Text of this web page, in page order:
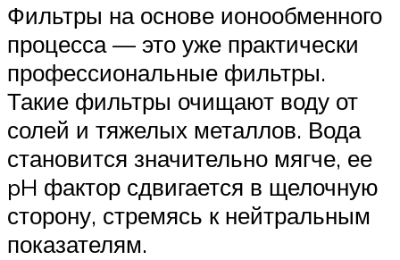
Фильтры на основе ионообменного
процесса — это уже практически
профессиональные фильтры.
Такие фильтры очищают воду от
солей и тяжелых металлов. Вода
становится значительно мягче, ее
pH фактор сдвигается в щелочную
сторону, стремясь к нейтральным
показателям.